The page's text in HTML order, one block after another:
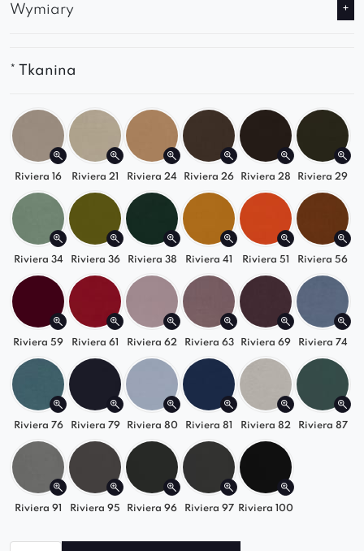
karo z guzikami
upodobań
dodatków jak imitacje kamieni Swarovskiego
czy efektownej tasiemki pineskowej.
Model ten oferowany jest w rozmiarach: 80 cm x
Wymiary
* Tkanina
Riviera 16 Riviera 21 Riviera 24 Riviera 26 Riviera 28 Riviera 29
Riviera 34 Riviera 36 Riviera 38 Riviera 41 Riviera 51 Riviera 56
Riviera 59 Riviera 61 Riviera 62 Riviera 63 Riviera 69 Riviera 74
Riviera 76 Riviera 79 Riviera 80 Riviera 81 Riviera 82 Riviera 87
Riviera 91 Riviera 95 Riviera 96 Riviera 97 Riviera 100